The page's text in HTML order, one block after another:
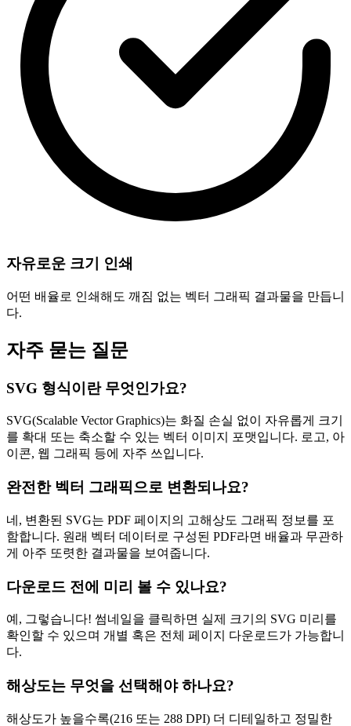
자유로운 크기 인쇄
어떤 배율로 인쇄해도 깨짐 없는 벡터 그래픽 결과물을 만듭니
다.
자주 묻는 질문
SVG 형식이란 무엇인가요?
SVG(Scalable Vector Graphics)는 화질 손실 없이 자유롭게 크기
를 확대 또는 축소할 수 있는 벡터 이미지 포맷입니다. 로고, 아
이콘, 웹 그래픽 등에 자주 쓰입니다.
완전한 벡터 그래픽으로 변환되나요?
네, 변환된 SVG는 PDF 페이지의 고해상도 그래픽 정보를 포
함합니다. 원래 벡터 데이터로 구성된 PDF라면 배율과 무관하
게 아주 또렷한 결과물을 보여줍니다.
다운로드 전에 미리 볼 수 있나요?
예, 그렇습니다! 썸네일을 클릭하면 실제 크기의 SVG 미리를
확인할 수 있으며 개별 혹은 전체 페이지 다운로드가 가능합니
다.
해상도는 무엇을 선택해야 하나요?
해상도가 높을수록(216 또는 288 DPI) 더 디테일하고 정밀한